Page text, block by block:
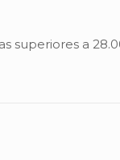
superiores a